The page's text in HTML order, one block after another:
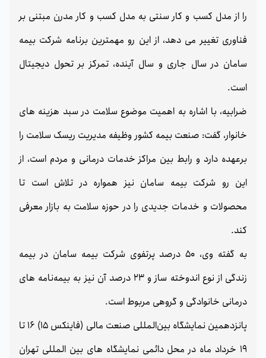
را از مدل کسب و کار سنتی به مدل کسب و کار مدرن مبتنی بر
فناوری تغییر می دهد، از این رو مهمترین برنامه شرکت بیمه
سامان در سال جاری و سال آینده، تمرکز بر تحول دیجیتال
است.
ضرابیه، با اشاره به اهمیت موضوع سلامت در سبد هزینه های
خانوار، گفت: صنعت بیمه کشور وظیفه مدیریت ریسک سلامت را
برعهده دارد و رابط بین مراکز خدمات درمانی و مردم است، از
این رو شرکت بیمه سامان نیز همواره در تلاش است تا
محصولات و خدمات جدیدی را در حوزه سلامت به بازار معرفی
کند.
به گفته وی، 50 درصد پرتفوی شرکت بیمه سامان در بیمه
زندگی از نوع اندوخته ساز و 23 درصد آن نیز به بیمه‌نامه های
درمانی خانوادگی و گروهی مربوط است.
پانزدهمین نمایشگاه بین‌المللی صنعت مالی (فاینکس 15) 16 تا
19 خرداد ماه در محل دائمی نمایشگاه های بین المللی تهران